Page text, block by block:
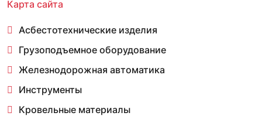
Карта сайта
Асбестотехнические изделия
Грузоподъемное оборудование
Железнодорожная автоматика
Инструменты
Кровельные материалы